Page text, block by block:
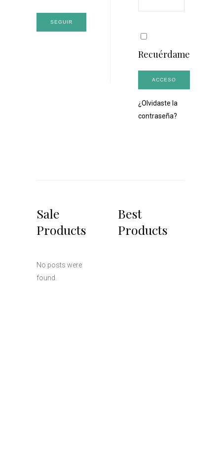
SEGUIR
Recuérdame
ACCESO
¿Olvidaste la
contraseña?
Sale
Products
No posts were
found.
Best
Products